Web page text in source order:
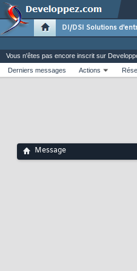
DI/DSI Solutions
Vous n'êtes pas encore inscrit sur
Derniers messages
Actions
Message